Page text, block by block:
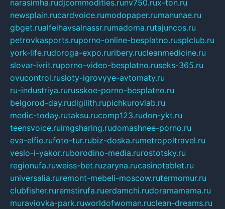
narasimha.rudjcommodities.runv750.rux-ton.ru
newsplain.rucardvoice.rumodopaper.rumanunae.ru
gbget.rualfeihavsalnassr.rumadoma.rutajuncos.ru
petrovkasports.ruporno-online-besplatno.rusplclub.ru
york-life.rudoroga-expo.ruribery.rucleanmedicine.ru
slovar-ivrit.ruporno-video-besplatno.ruseks-365.ru
ovucontrol.rusloty-igrovyye-avtomaty.ru
ru-industriya.rurusskoe-porno-besplatno.ru
belgorod-day.rudigilith.rupichkurovlab.ru
medic-today.rutaksu.rucomp123.rudon-ykt.ru
teensvoice.ruimgsharing.rudomashnee-porno.ru
eva-elfie.rufoto-tur.rubiz-doska.rumetropoltravel.ru
veslo-i-yakor.ruborodino-media.rurostotsky.ru
regionufa.ruweiss-bet.ruzaryna.rucasinotablet.ru
universalia.ruremont-mebeli-moscow.rutermomur.ru
clubfisher.ruremstirufa.ruerdamchi.rudoramamama.ru
muraviovka-park.ruworldofwoman.ruclean-dreams.ru